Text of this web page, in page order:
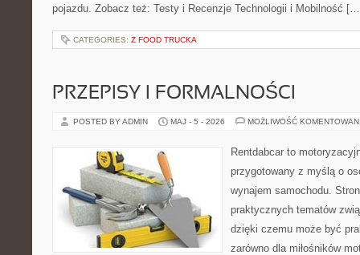
pojazdu. Zobacz też: Testy i Recenzje Technologii i Mobilność
CATEGORIES: Z FOOD TRUCKA
PRZEPISY I FORMALNOŚCI
POSTED BY ADMIN MAJ - 5 - 2026 MOŻLIWOŚĆ
Rentdabcar to
przygotowany z myślą o
wynajem samochodu.
praktycznych tematów
dzięki czemu może być
zarówno dla miłośników